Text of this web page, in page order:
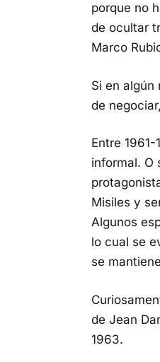
porque no
de ocultar
Marco
Si en algún
de
Entre
informal. O
Misiles y
Algunos
lo cual se
se
de Jean
1963.